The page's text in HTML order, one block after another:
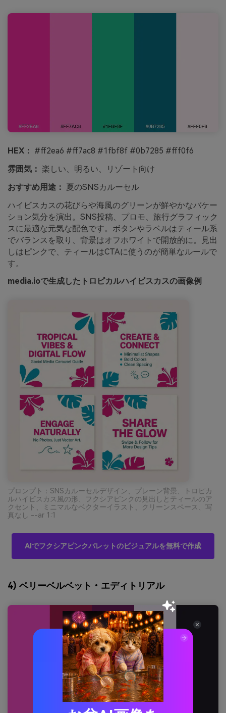
HEX： #ff2ea6 #ff7ac8 #1fbf8f #0b7285 #fff0f6
雰囲気： 楽しい、明るい、リゾート向け
おすすめ用途： 夏のSNSカルーセル
ハイビスカスの花びらや海風のグリーンが鮮やかなバケー
ション気分を演出。SNS投稿、プロモ、旅行グラフィック
スに最適な元気な配色です。ボタンやラベルはティール系
でバランスを取り、背景はオフホワイトで開放的に。見出
しはピンクで、ティールはCTAに使うのが簡単なルールで
す。
media.ioで生成したトロピカルハイビスカスの画像例
プロンプト：SNSカルーセルデザイン、プレーン背景、トロピカ
ルハイビスカス風の形、フクシアピンクの見出しとティールのア
クセント、ミニマルなベクターイラスト、クリーンスペース、写
真なし --ar 1:1
AIでフクシアピンクパレットのビジュアルを無料で作成
4) ベリーベルベット・エディトリアル